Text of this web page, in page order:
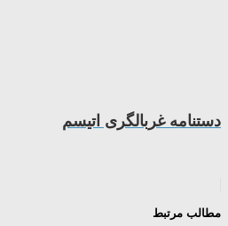
دستنامه غربالگری اتیسم
مطالب مرتبط